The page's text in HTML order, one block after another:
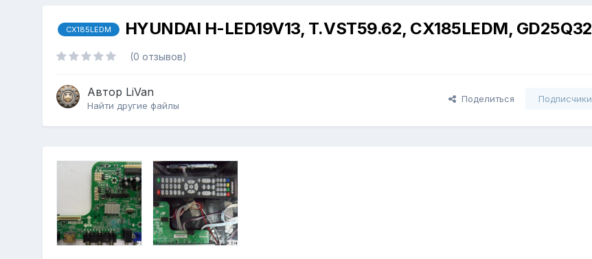
CX185LEDM HYUNDAI H-LED19V13, T.VST59.62, CX185LEDM, GD25Q32
(0 отзывов)
Автор LiVan
Найти другие файлы
Поделиться Подписчики